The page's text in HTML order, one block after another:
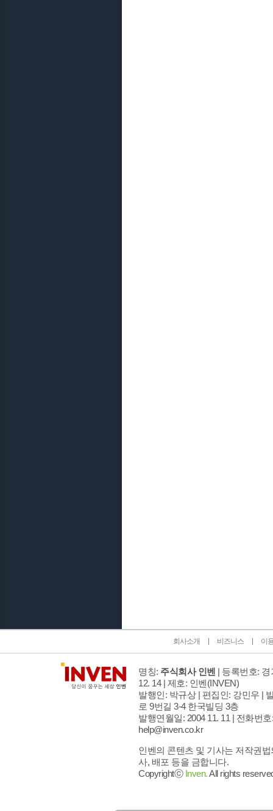
회사소개 비즈니스 이
명칭: 주식회사 인벤 | 등록번호:
12. 14 | 제호: 인벤(INVEN)
발행인: 박규상 | 편집인: 강민우 |
로 9번길 3-4 한국빌딩 3층
발행연월일: 2004 11. 11 | 전화번호
help@inven.co.kr
인벤의 콘텐츠 및 기사는 저작권
사, 배포 등을 금합니다.
Copyrightⓒ Inven.All rights